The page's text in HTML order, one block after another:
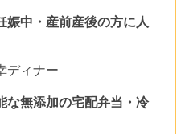
娠中・産前産後の方に人
ディナー
な無添加の宅配弁当・冷